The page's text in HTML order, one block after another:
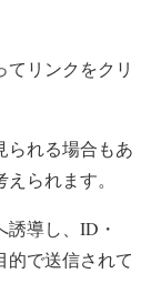
リンクをクリ
られる場合もあ
られます。
導し、ID・
的で送信されて